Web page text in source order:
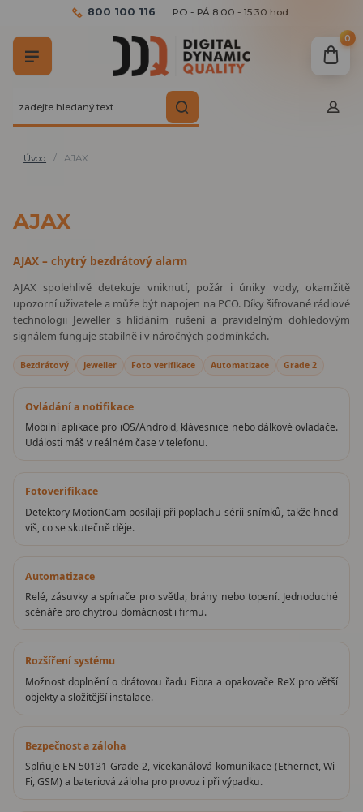
800 100 116 PO - PÁ 8:00 - 15:30 hod.
0
Úvod AJAX
AJAX
AJAX – chytrý bezdrátový alarm
AJAX spolehlivě detekuje vniknutí, požár i úniky vody, okamžitě
upozorní uživatele a může být napojen na PCO. Díky šifrované rádiové
technologii Jeweller s hlídáním rušení a pravidelným dohledovým
signálem funguje stabilně i v náročných podmínkách.
Bezdrátový Jeweller Foto verifikace Automatizace Grade 2
Ovládání a notifikace
Mobilní aplikace pro iOS/Android, klávesnice nebo dálkové ovladače.
Události máš v reálném čase v telefonu.
Fotoverifikace
Detektory MotionCam posílají při poplachu sérii snímků, takže hned
víš, co se skutečně děje.
Automatizace
Relé, zásuvky a spínače pro světla, brány nebo topení. Jednoduché
scénáře pro chytrou domácnost i firmu.
Rozšíření systému
Možnost doplnění o drátovou řadu Fibra a opakovače ReX pro větší
objekty a složitější instalace.
Bezpečnost a záloha
Splňuje EN 50131 Grade 2, vícekanálová komunikace (Ethernet, Wi-
Fi, GSM) a bateriová záloha pro provoz i při výpadku.